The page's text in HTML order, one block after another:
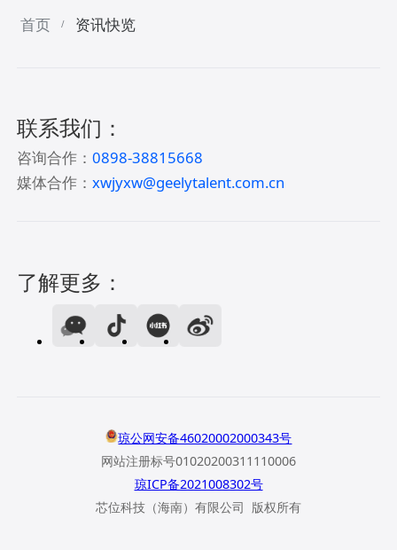
首页 / 资讯快览
联系我们：
咨询合作：0898-38815668
媒体合作：xwjyxw@geelytalent.com.cn
了解更多：
琼公网安备46020002000343号
网站注册标号01020200311110006
琼ICP备2021008302号
芯位科技（海南）有限公司 版权所有